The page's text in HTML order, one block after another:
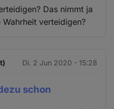
Das nimmt ja
verteidigen?
Di. 2 Jun 2020 - 15:28
schon